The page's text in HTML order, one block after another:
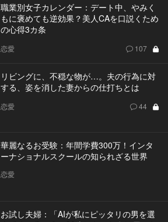
職業別女子カレンダー：デート中、やみく
もに褒めても逆効果？美人CAを口説くため
の心得3カ条
恋愛 107
リビングに、不穏な物が…。夫の行為に対
する、姿を消した妻からの仕打ちとは
恋愛 44
華麗なるお受験：年間学費300万！インタ
ーナショナルスクールの知られざる世界
恋愛
お試し夫婦：「AIが私にピッタリの男を選